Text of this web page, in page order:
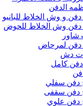
الدفن
و وش الخلاط للبانيو
وش الخلاط للحوض
شاور
دفن لمرحاض
دش
كامل
دفن سفلي
دفن سقفى
دفن علوي